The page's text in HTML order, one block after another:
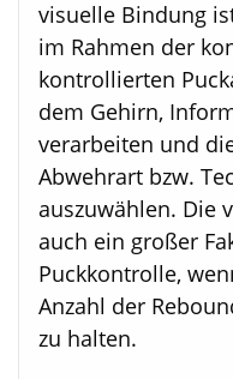
visuelle Bindung
im Rahmen der
kontrollierten
dem Gehirn,
verarbeiten und
Abwehrart bzw.
auszuwählen. Die
auch ein großer
Puckkontrolle,
Anzahl der
zu halten.